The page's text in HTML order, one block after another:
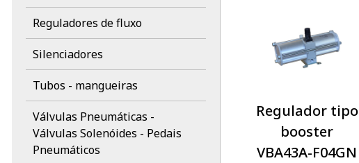
Reguladores de fluxo
Silenciadores
Tubos - mangueiras
Válvulas Pneumáticas -
Válvulas Solenóides - Pedais
Pneumáticos
Regulador tipo
booster
VBA43A-F04GN